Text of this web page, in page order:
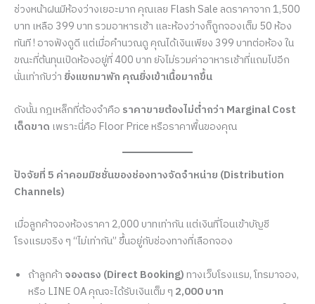
ช่วงหน้าฝนมีห้องว่างเยอะมาก คุณเลย Flash Sale ลดราคาจาก 1,500
บาท เหลือ 399 บาท รวมอาหารเช้า และห้องว่างก็ถูกจองเต็ม 50 ห้อง
ทันที ! อาจฟังดูดี แต่เมื่อคำนวณดู คุณได้เงินเพียง 399 บาทต่อห้อง ใน
ขณะที่ต้นทุนเปิดห้องอยู่ที่ 400 บาท ยังไม่รวมค่าอาหารเช้าที่แถมไปอีก
นั่นเท่ากับว่า ยิ่งแขกมาพัก คุณยิ่งเข้าเนื้อมากขึ้น
ดังนั้น กฎเหล็กที่ต้องจำคือ ราคาขายต้องไม่ต่ำกว่า Marginal Cost
เด็ดขาด เพราะนี่คือ Floor Price หรือราคาพื้นของคุณ
ปัจจัยที่ 5 ค่าคอมมิชชั่นของช่องทางจัดจำหน่าย (Distribution
Channels)
เมื่อลูกค้าจองห้องราคา 2,000 บาทเท่ากัน แต่เงินที่โอนเข้าบัญชี
โรงแรมจริง ๆ “ไม่เท่ากัน” ขึ้นอยู่กับช่องทางที่เลือกจอง
ถ้าลูกค้าจองตรง (Direct Booking) ทางเว็บโรงแรม, โทรมาจอง,
หรือ LINE OA คุณจะได้รับเงินเต็ม ๆ 2,000 บาท